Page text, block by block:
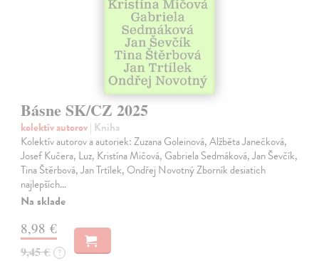
Básne SK/CZ 2025
kolektív autorov| Kniha
Kolektív autorov a autoriek: Zuzana Goleinová, Alžběta Janečková,
Josef Kučera, Luz, Kristína Mičová, Gabriela Sedmáková, Jan Ševčík,
Tina Štěrbová, Jan Trtílek, Ondřej Novotný Zborník desiatich
najlepších…
Na sklade
8,98 €
9,45 € ?